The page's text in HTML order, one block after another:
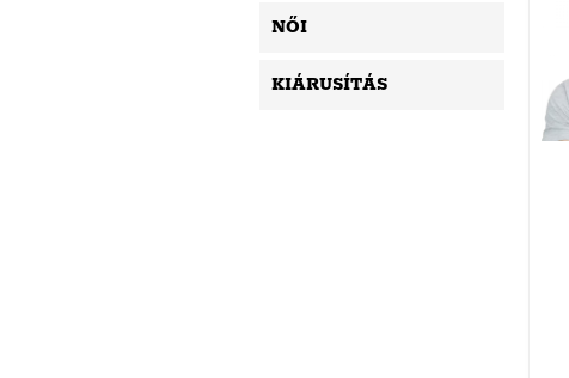
NŐI
KIÁRUSÍTÁS